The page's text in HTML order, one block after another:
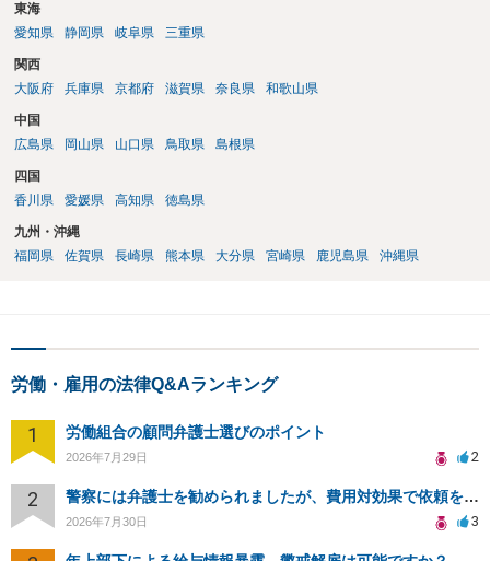
東海
愛知県
静岡県 岐阜県 三重県
関西
大阪府
兵庫県 京都府 滋賀県 奈良県 和歌山県
中国
広島県
岡山県 山口県 鳥取県 島根県
四国
香川県
愛媛県 高知県 徳島県
九州・沖縄
福岡県
佐賀県 長崎県 熊本県 大分県 宮崎県 鹿児島県 沖縄県
労働・雇用の法律Q&Aランキング
1 労働組合の顧問弁護士選びのポイント
2026年7月29日 2
2 警察には弁護士を勧められましたが、費用対効果で依頼をすることを躊躇しています。
2026年7月30日 3